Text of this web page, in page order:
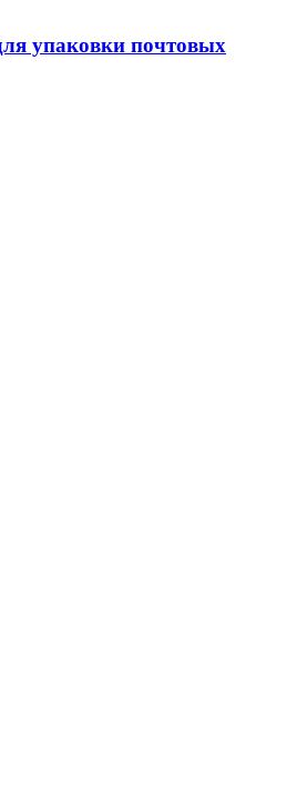
упаковки почтовых